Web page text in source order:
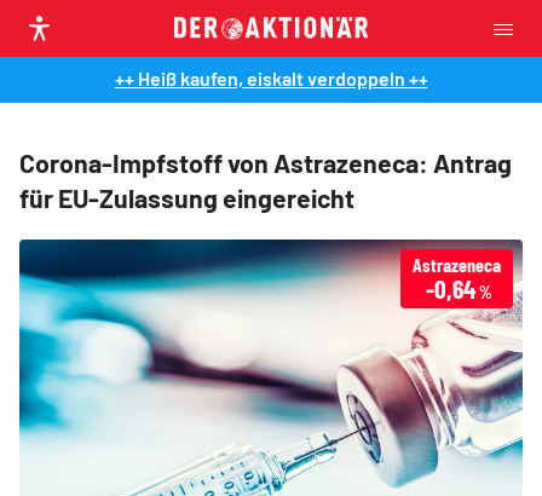
++ Heiß kaufen, eiskalt verdoppeln ++
Corona-Impfstoff von Astrazeneca: Antrag
für EU-Zulassung eingereicht
Astrazeneca
-0,64%